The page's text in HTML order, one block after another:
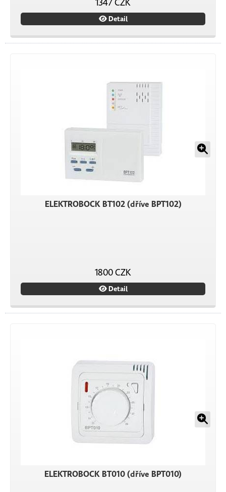
1347 CZK
Detail
ELEKTROBOCK BT102 (dříve BPT102)
1800 CZK
Detail
ELEKTROBOCK BT010 (dříve BPT010)